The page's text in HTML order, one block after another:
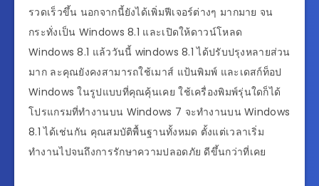
รวดเร็วขึ้น นอกจากนี้ยังได้เพิ่มฟีเจอร์ต่างๆ มากมาย จน
กระทั่งเป็น Windows 8.1 และเปิดให้ดาวน์โหลด
Windows 8.1 แล้ววันนี้ windows 8.1 ได้ปรับปรุงหลายส่วน
มาก ละคุณยังคงสามารถใช้เมาส์ แป้นพิมพ์ และเดสก์ท็อป
Windows ในรูปแบบที่คุณคุ้นเคย ใช้เครื่องพิมพ์รุ่นใดก็ได้
โปรแกรมที่ทำงานบน Windows 7 จะทำงานบน Windows
8.1 ได้เช่นกัน คุณสมบัติพื้นฐานทั้งหมด ตั้งแต่เวลาเริ่ม
ทำงานไปจนถึงการรักษาความปลอดภัย ดีขึ้นกว่าที่เคย